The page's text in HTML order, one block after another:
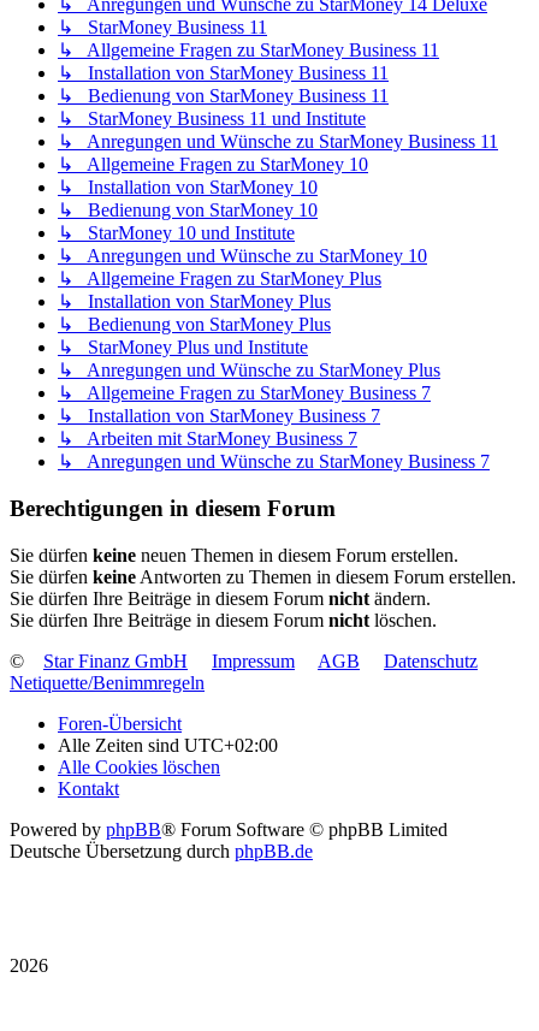
↳ Anregungen und Wünsche zu StarMoney 14 Deluxe
↳ StarMoney Business 11
↳ Allgemeine Fragen zu StarMoney Business 11
↳ Installation von StarMoney Business 11
↳ Bedienung von StarMoney Business 11
↳ StarMoney Business 11 und Institute
↳ Anregungen und Wünsche zu StarMoney Business 11
↳ Allgemeine Fragen zu StarMoney 10
↳ Installation von StarMoney 10
↳ Bedienung von StarMoney 10
↳ StarMoney 10 und Institute
↳ Anregungen und Wünsche zu StarMoney 10
↳ Allgemeine Fragen zu StarMoney Plus
↳ Installation von StarMoney Plus
↳ Bedienung von StarMoney Plus
↳ StarMoney Plus und Institute
↳ Anregungen und Wünsche zu StarMoney Plus
↳ Allgemeine Fragen zu StarMoney Business 7
↳ Installation von StarMoney Business 7
↳ Arbeiten mit StarMoney Business 7
↳ Anregungen und Wünsche zu StarMoney Business 7
Berechtigungen in diesem Forum
Sie dürfen keine neuen Themen in diesem Forum erstellen.
Sie dürfen keine Antworten zu Themen in diesem Forum erstellen.
Sie dürfen Ihre Beiträge in diesem Forum nicht ändern.
Sie dürfen Ihre Beiträge in diesem Forum nicht löschen.
©
Star Finanz GmbH Impressum AGB
Datenschutz
Netiquette/Benimmregeln
Foren-Übersicht
Alle Zeiten sind UTC+02:00
Alle Cookies löschen
Kontakt
Powered by phpBB® Forum Software © phpBB Limited
Deutsche Übersetzung durch phpBB.de
2026